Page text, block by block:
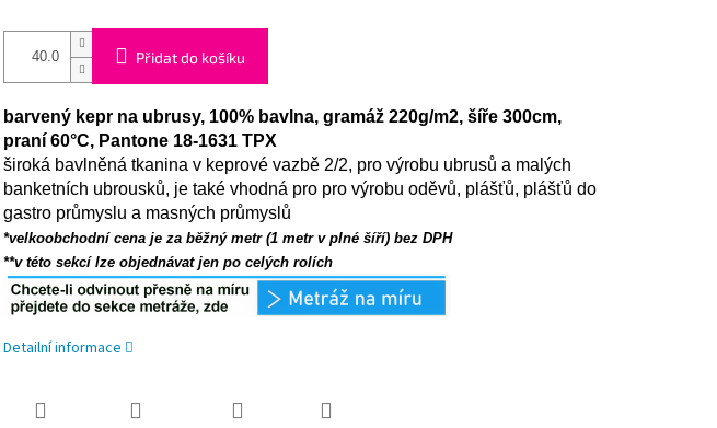
Přidat do košíku
barvený kepr na ubrusy, 100% bavlna, gramáž 220g/m2, šíře 300cm,
praní 60°C, Pantone 18-1631 TPX
široká bavlněná tkanina v keprové vazbě 2/2, pro výrobu ubrusů a malých
banketních ubrousků, je také vhodná pro pro výrobu oděvů, plášťů, plášťů do
gastro průmyslu a masných průmyslů
*velkoobchodní cena je za běžný metr (1 metr v plné šíří) bez DPH
**v této sekcí lze objednávat jen po celých rolích
Detailní informace